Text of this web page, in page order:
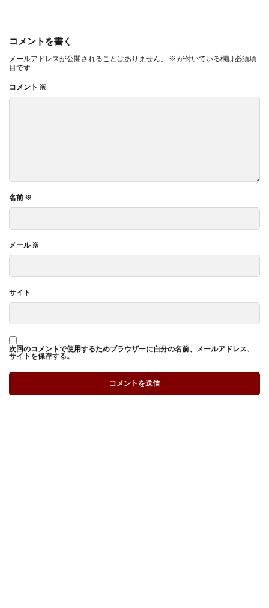
コメントを書く
メールアドレスが公開されることはありません。 ※ が付いている欄は必須項
目です
コメント ※
名前 ※
メール※
サイト
次回のコメントで使用するためブラウザーに自分の名前、メールアドレス、
サイトを保存する。